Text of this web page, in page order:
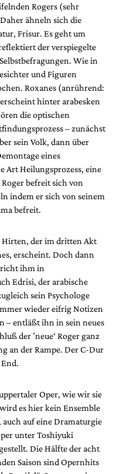
Rogers (sehr
ähneln sich die
Frisur. Es geht um
der verspiegelte
Wie in
und Figuren
Roxanes (anrührend:
hinter arabesken
die optischen
– zunächst
sein Volk, dann über
eines
Art Heilungsprozess, eine
befreit sich von
indem er sich von seinem
befreit.
Hirten, der im dritten Akt
erscheint. Doch dann
ihm in
Edrisi, der arabische
sein Psychologe
wieder eifrig Notizen
– entläßt ihn in sein neues
der ’neue‘ Roger ganz
an der Rampe. Der C-Dur
Oper, wie wir sie
es hier kein Ensemble
auf eine Dramaturgie
unter Toshiyuki
Die Hälfte der acht
Saison sind Opernhits